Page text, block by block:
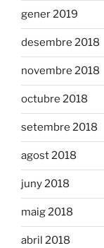
gener 2019
desembre 2018
novembre 2018
octubre 2018
setembre 2018
agost 2018
juny 2018
maig 2018
abril 2018